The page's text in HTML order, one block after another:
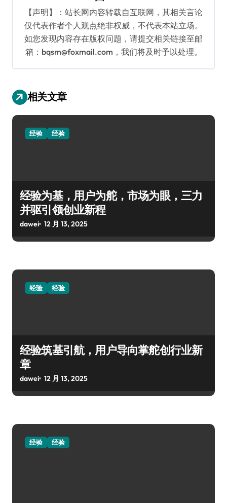
【声明】：站长网内容转载自互联网，其相关言论
仅代表作者个人观点绝非权威，不代表本站立场。
如您发现内容存在版权问题，请提交相关链接至邮
箱：bqsm@foxmail.com，我们将及时予以处理。
相关文章
经验 经验
经验为基，用户为舵，市场为眼，三力
并驱引领创业新程
dawei 12 月 13, 2025
经验 经验
经验筑基引航，用户导向掌舵创行业新
章
dawei 12 月 13, 2025
经验 经验